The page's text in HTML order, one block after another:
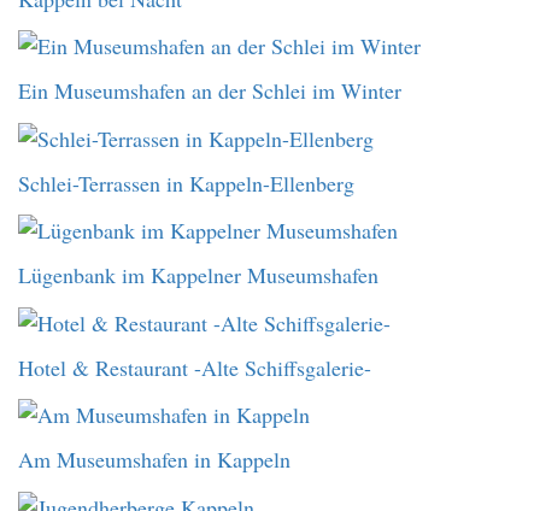
Ein Museumshafen an der Schlei im Winter
Schlei-Terrassen in Kappeln-Ellenberg
Lügenbank im Kappelner Museumshafen
Hotel & Restaurant -Alte Schiffsgalerie-
Am Museumshafen in Kappeln